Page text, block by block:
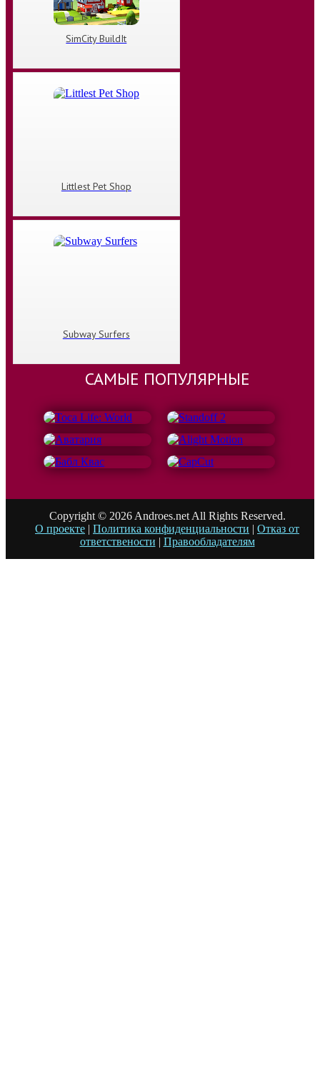
SimCity BuildIt
Littlest Pet Shop
Subway Surfers
САМЫЕ ПОПУЛЯРНЫЕ
Copyright © 2026 Androes.net All Rights Reserved.
О проекте | Политика конфиденциальности | Отказ от
ответствености | Правообладателям